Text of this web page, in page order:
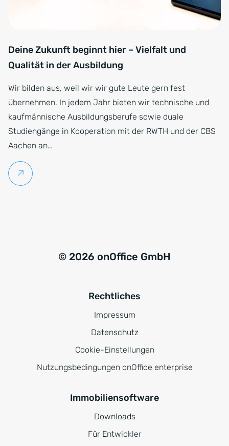
Deine Zukunft beginnt hier – Vielfalt und
Qualität in der Ausbildung
Wir bilden aus, weil wir wir gute Leute gern fest
übernehmen. In jedem Jahr bieten wir technische und
kaufmännische Ausbildungsberufe sowie duale
Studiengänge in Kooperation mit der RWTH und der CBS
Aachen an…
Weiterlesen
© 2026 onOffice GmbH
Rechtliches
Impressum
Datenschutz
Cookie-Einstellungen
Nutzungsbedingungen onOffice enterprise
Immobiliensoftware
Downloads
Für Entwickler